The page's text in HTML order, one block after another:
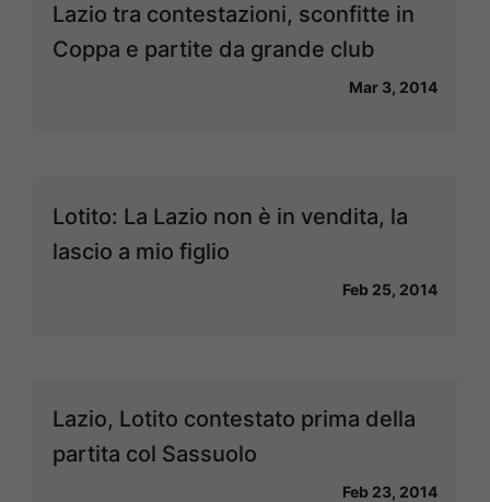
Lazio tra contestazioni, sconfitte in
Coppa e partite da grande club
Mar 3, 2014
Lotito: La Lazio non è in vendita, la
lascio a mio figlio
Feb 25, 2014
Lazio, Lotito contestato prima della
partita col Sassuolo
Feb 23, 2014